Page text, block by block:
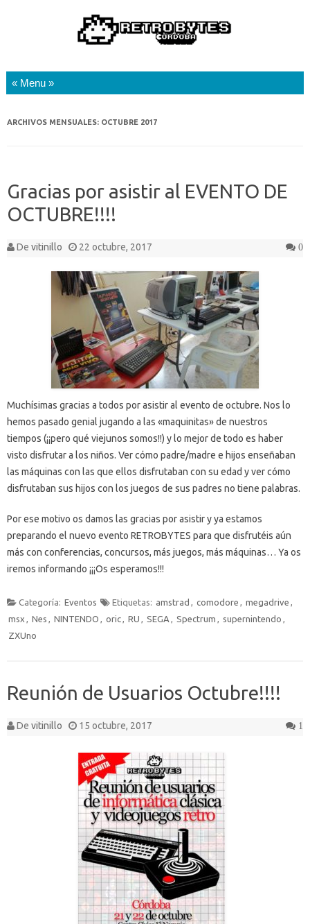
Saltar al contenido
ARCHIVOS MENSUALES: OCTUBRE 2017
Gracias por asistir al EVENTO DE
OCTUBRE!!!!
De vitinillo 22 octubre, 2017 0
Muchísimas gracias a todos por asistir al evento de octubre. Nos lo
hemos pasado genial jugando a las «maquinitas» de nuestros
tiempos (¡¡pero qué viejunos somos!!) y lo mejor de todo es haber
visto disfrutar a los niños. Ver cómo padre/madre e hijos enseñaban
las máquinas con las que ellos disfrutaban con su edad y ver cómo
disfrutaban sus hijos con los juegos de sus padres no tiene palabras.
Por ese motivo os damos las gracias por asistir y ya estamos
preparando el nuevo evento RETROBYTES para que disfrutéis aún
más con conferencias, concursos, más juegos, más máquinas… Ya os
iremos informando ¡¡¡Os esperamos!!!
Categoría: Eventos Etiquetas: amstrad , comodore , megadrive ,
msx , Nes , NINTENDO , oric, RU , SEGA , Spectrum , supernintendo ,
ZXUno
Reunión de Usuarios Octubre!!!!
De vitinillo 15 octubre, 2017 1